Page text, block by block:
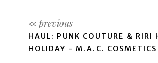
HAUL: PUNK COUTURE & RIRI
HOLIDAY - M.A.C. COSMETICS